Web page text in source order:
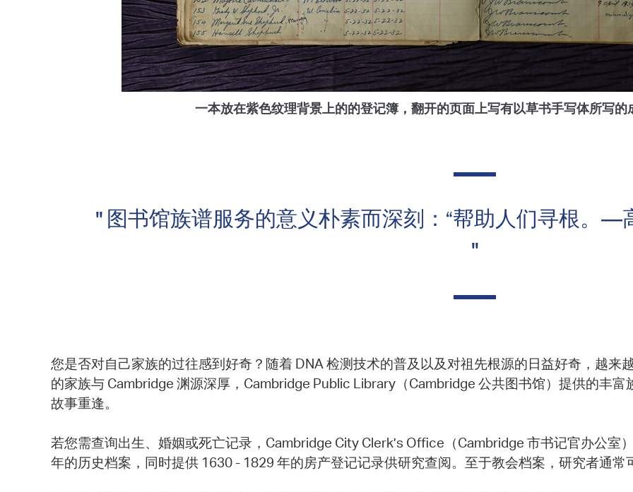
一本放在紫色纹理背景上的的登记簿，翻开的页面上写有以草书手写体所写的
" 图书馆族谱服务的意义朴素而深刻：“帮助人们寻根。——
"
您是否对自己家族的过往感到好奇？随着 DNA 检测技术的普及以及对祖先根源的日益好奇，越来
的家族与 Cambridge 渊源深厚，Cambridge Public Library（Cambridge 公共图书馆）提供的丰
故事重逢。
若您需查询出生、婚姻或死亡记录，Cambridge City Clerk’s Office（Cambridge 市书记官办公室
年的历史档案，同时提供 1630 - 1829 年的房产登记记录供研究查阅。至于教会档案，研究者通常